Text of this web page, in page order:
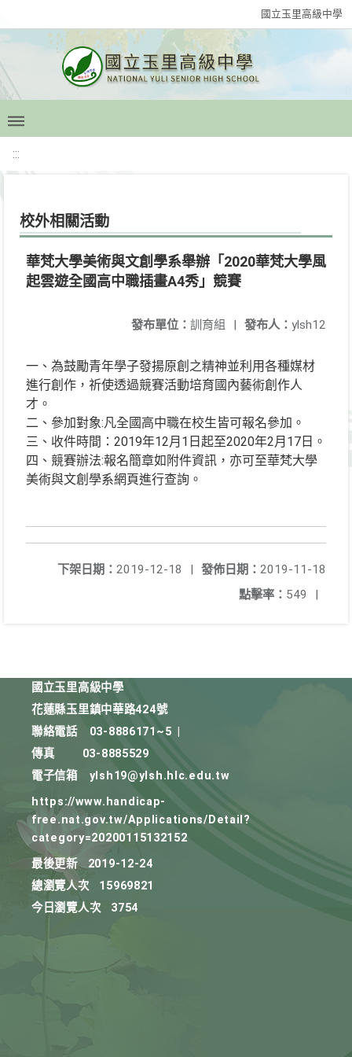
國立玉里高級中學
:::
校外相關活動
華梵大學美術與文創學系舉辦「2020華梵大學風
起雲遊全國高中職插畫A4秀」競賽
發布人： ylsh12
發布單位： 訓育組 |
一、為鼓勵青年學子發揚原創之精神並利用各種媒材
進行創作，祈使透過競賽活動培育國內藝術創作人
才。
二、參加對象:凡全國高中職在校生皆可報名參加。
三、收件時間：2019年12月1日起至2020年2月17日。
四、競賽辦法:報名簡章如附件資訊，亦可至華梵大學
美術與文創學系網頁進行查詢。
發佈日期： 2019-11-18
下架日期： 2019-12-18
|
點擊率： 549 |
國立玉里高級中學
花蓮縣玉里鎮中華路424號
聯絡電話
03-8886171~5
傳真
03-8885529
電子信箱
ylsh19@ylsh.hlc.edu.tw
https://www.handicap-
free.nat.gov.tw/Applications/Detail?
category=20200115132152
最後更新
2019-12-24
總瀏覽人次
15969821
今日瀏覽人次
3754